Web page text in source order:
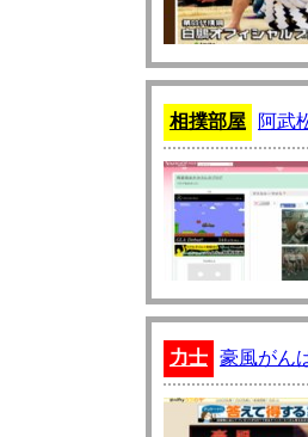
相撲部屋 阿武
力士 豪風がん